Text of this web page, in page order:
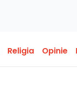
Religia Opinie